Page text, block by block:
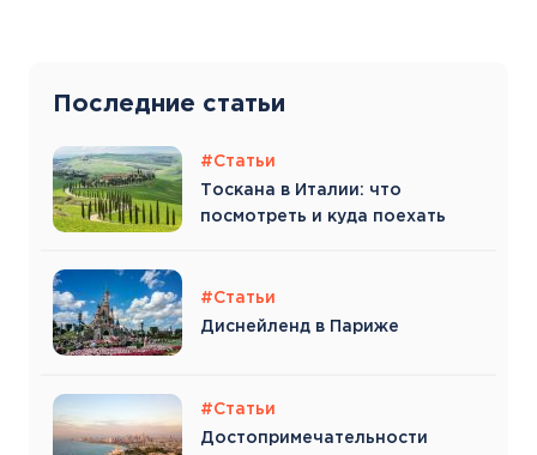
Последние статьи
#Статьи
Тоскана в Италии: что
посмотреть и куда поехать
#Статьи
Диснейленд в Париже
#Статьи
Достопримечательности